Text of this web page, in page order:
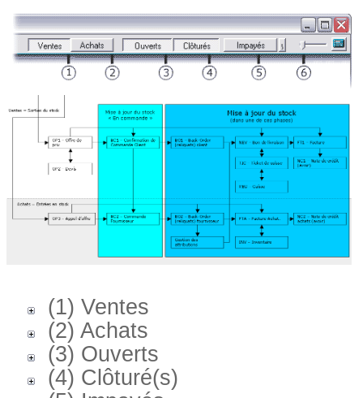
(1) Ventes
(2) Achats
(3) Ouverts
(4) Clôturé(s)